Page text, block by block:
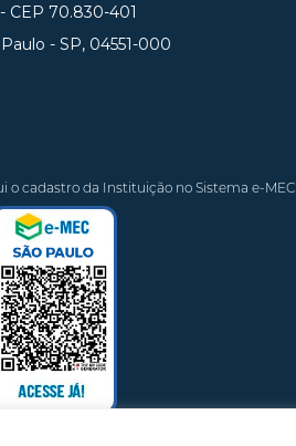
CEP 70.830-401
- SP, 04551-000
o cadastro da Instituição no Sistema e-MEC